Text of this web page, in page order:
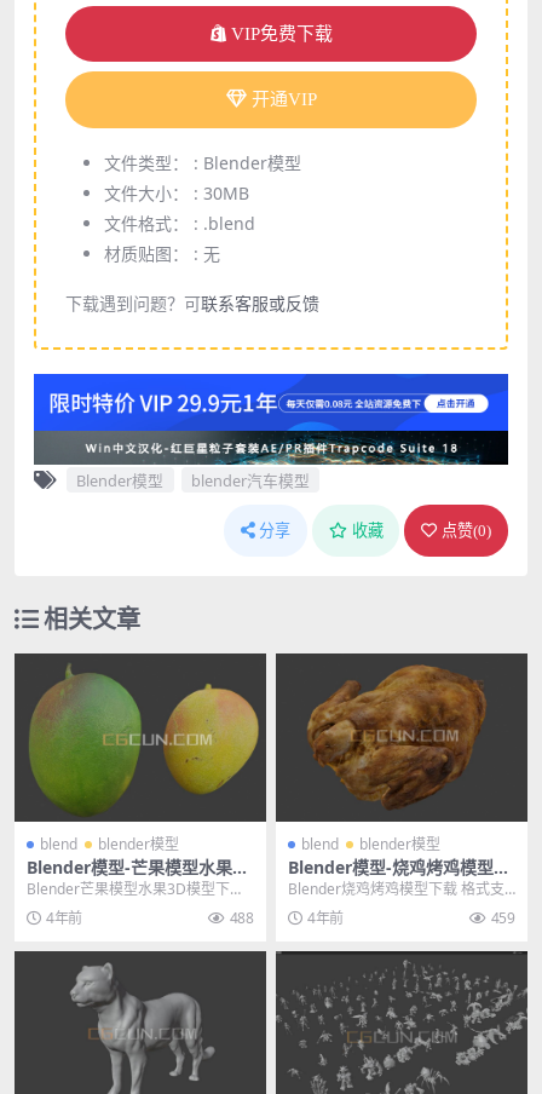
VIP免费下载
开通VIP
文件类型： : Blender模型
文件大小： : 30MB
文件格式： : .blend
材质贴图： : 无
下载遇到问题？可联系客服或反馈
Blender模型 blender汽车模型
分享 收藏 点赞(0)
相关文章
blend blender模型
Blender模型-芒果模型水果3D
模型下载文件格式blend
Blender芒果模型水果3D模型下载
文件格式blend 其他推荐: Blend...
4年前 488
blend blender模型
Blender模型-烧鸡烤鸡模型下
载 格式支持blend
Blender烧鸡烤鸡模型下载 格式支
持blend 其他推荐: Blender模...
4年前 459